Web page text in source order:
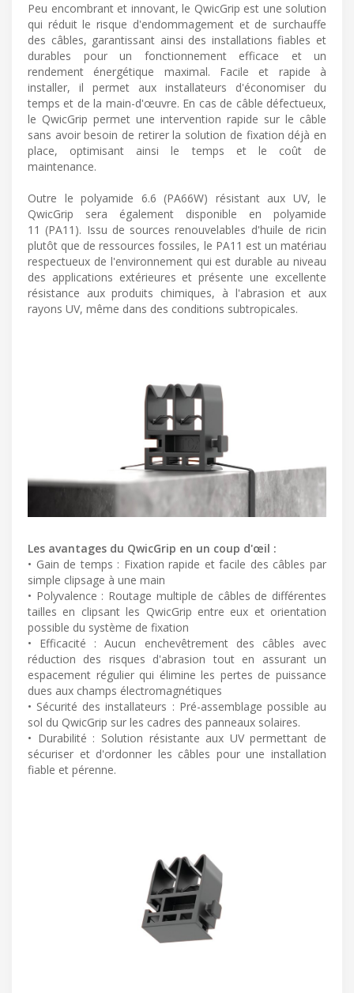
Peu encombrant et innovant, le QwicGrip est une solution
qui réduit le risque d'endommagement et de surchauffe
des câbles, garantissant ainsi des installations fiables et
durables pour un fonctionnement efficace et un
rendement énergétique maximal. Facile et rapide à
installer, il permet aux installateurs d'économiser du
temps et de la main-d'œuvre. En cas de câble défectueux,
le QwicGrip permet une intervention rapide sur le câble
sans avoir besoin de retirer la solution de fixation déjà en
place, optimisant ainsi le temps et le coût de
maintenance.
Outre le polyamide 6.6 (PA66W) résistant aux UV, le
QwicGrip sera également disponible en polyamide
11 (PA11). Issu de sources renouvelables d'huile de ricin
plutôt que de ressources fossiles, le PA11 est un matériau
respectueux de l'environnement qui est durable au niveau
des applications extérieures et présente une excellente
résistance aux produits chimiques, à l'abrasion et aux
rayons UV, même dans des conditions subtropicales.
Les avantages du QwicGrip en un coup d'œil :
• Gain de temps : Fixation rapide et facile des câbles par
simple clipsage à une main
• Polyvalence : Routage multiple de câbles de différentes
tailles en clipsant les QwicGrip entre eux et orientation
possible du système de fixation
• Efficacité : Aucun enchevêtrement des câbles avec
réduction des risques d'abrasion tout en assurant un
espacement régulier qui élimine les pertes de puissance
dues aux champs électromagnétiques
• Sécurité des installateurs : Pré-assemblage possible au
sol du QwicGrip sur les cadres des panneaux solaires.
• Durabilité : Solution résistante aux UV permettant de
sécuriser et d'ordonner les câbles pour une installation
fiable et pérenne.